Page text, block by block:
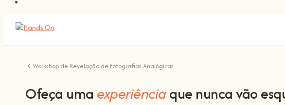
Workshop de Revelação de Fotografias Analógicas
Ofeça uma experiênciaque nunca vão